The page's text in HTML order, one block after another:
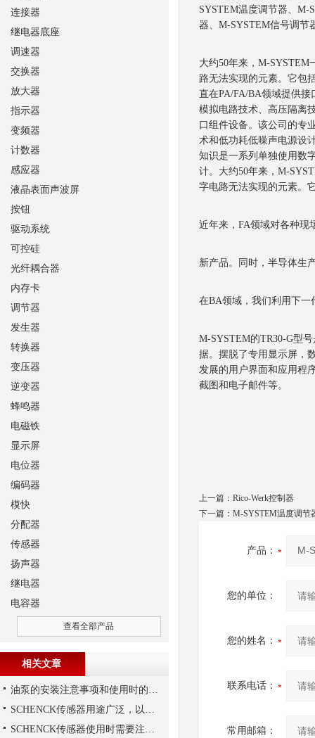
SYSTEM温度调节器、M-
器、M-SYSTEM信号调节
大约50年来，M-
路无法实现的元素。它包
直在PA/FA/BA领域提供
模拟电路技术、高压隔离
口组件设备。该公司的专
术和低功耗低噪声电源设
知识是一系列单独使用数
计。 大约50年来，M-
字电路无法实现的元素。
近年来，FA领域对各种现
新产品。同时，半导体生
在BA领域，我们利用下一
M-SYSTEM的TR30-G型
据。摆脱了专用显示屏，
发展的用户界面和应用程
截图和电子邮件等。
上一篇： Rico-Werk控制器
下一篇： M-SYSTEM温度调节
产品：
您的单位：
您的姓名：
联系电话：
常用邮箱：
连接器
继电器底座
调速器
交换器
放大器
指示器
变频器
计数器
感应器
液晶表面声波屏
按钮
驱动系统
可控硅
光纤耦合器
内存卡
调节器
发生器
转换器
变压器
逆变器
蜂鸣器
电磁铁
显示屏
电位器
编码器
模快
分配器
传感器
扬声器
继电器
电容器
查看全部产品
相关文章
油泵的安装注意事项和使用时的维护
SCHENCK传感器用途广泛，以下是一些常见的应用领域
SCHENCK传感器使用时需要注意这些